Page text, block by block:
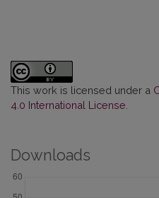
This work is licensed under a
4.0 International License
Downloads